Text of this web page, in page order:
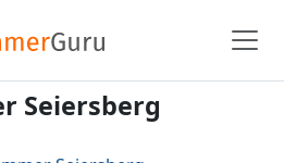
Seiersberg